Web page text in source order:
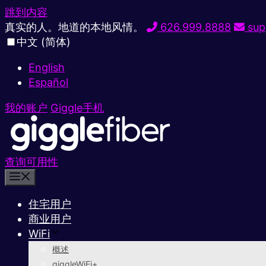
跳到内容
真实的人。地道的本地风情。
626.999.8888
中文 (简体)
English
Español
我的账户 Giggle手机
查询可用性
住宅用户
商业用户
WiFi
概述
giggleWiFi+